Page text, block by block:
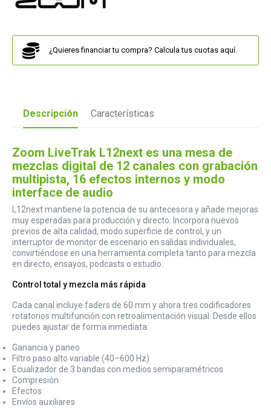
¿Quieres financiar tu compra? Calcula tus cuotas aquí.
Descripción Características
Zoom LiveTrak L12next es una mesa de
mezclas digital de 12 canales con grabación
multipista, 16 efectos internos y modo
interface de audio
L12next mantiene la potencia de su antecesora y añade mejoras
muy esperadas para producción y directo. Incorpora nuevos
previos de alta calidad, modo superficie de control, y un
interruptor de monitor de escenario en salidas individuales,
convirtiéndose en una herramienta completa tanto para mezcla
en directo, ensayos, podcasts o estudio.
Control total y mezcla más rápida
Cada canal incluye faders de 60 mm y ahora tres codificadores
rotatorios multifunción con retroalimentación visual. Desde ellos
puedes ajustar de forma inmediata:
Ganancia y paneo
Filtro paso alto variable (40–600 Hz)
Ecualizador de 3 bandas con medios semiparamétricos
Compresión
Efectos
Envíos auxiliares